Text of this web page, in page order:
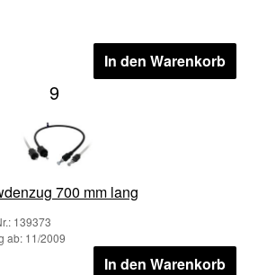
In den Warenkorb
9
700 mm lang
139373
ab: 11/2009
In den Warenkorb